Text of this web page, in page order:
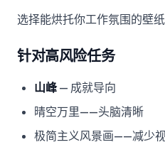
选择能烘托你工作氛围的壁纸
针对高风险任务
山峰— 成就导向
晴空万里——头脑清晰
极简主义风景画——减少